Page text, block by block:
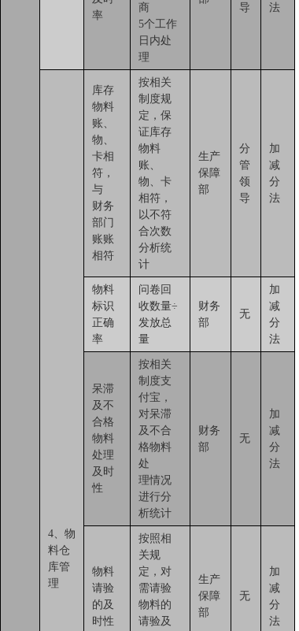
率
商
5个工作
日内处
理
导 法
4、物
料仓
库管
理
库存
物料
账、
物、
卡相
符，
与
财务
部门
账账
相符
按相关
制度规
定，保
证库存
物料
账、
物、卡
相符，
以不符
合次数
分析统
计
生产
保障
部
分
管
领
导
加
减
分
法
物料
标识
正确
率
问卷回
收数量÷
发放总
量
财务
部
无
加
减
分
法
呆滞
及不
合格
物料
处理
及时
性
按相关
制度支
付宝，
对呆滞
及不合
格物料
处
理情况
进行分
析统计
财务
部
无
加
减
分
法
物料
请验
的及
时性
按照相
关规
定，对
需请验
物料的
请验及
生产
保障
部
无
加
减
分
法